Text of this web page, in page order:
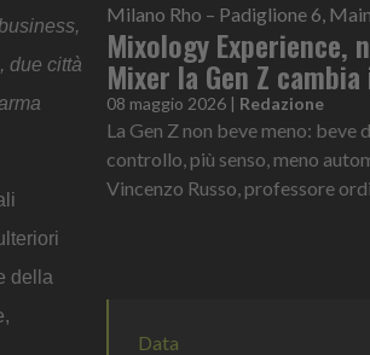
due città
della
Milano Rho – Padiglione 6,
Mixology Experience,
Mixer la Gen Z
08 maggio 2026 | Redazione
La Gen Z non beve meno: beve
controllo, più senso, meno
Vincenzo Russo, professore
Data